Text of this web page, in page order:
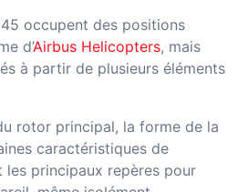
occupent des positions
d’Airbus Helicopters, mais
à partir de plusieurs éléments
rotor principal, la forme de la
caractéristiques de
principaux repères pour